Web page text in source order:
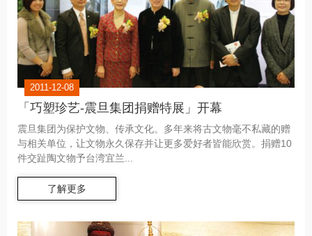
2011-12-08
「巧塑珍艺-震旦集团捐赠特展」开幕
震旦集团为保护文物、传承文化。多年来将古文物毫不私藏的赠
与相关单位，让文物永久保存并让更多爱好者皆能欣赏。捐赠10
件交趾陶文物予台湾宜兰...
了解更多